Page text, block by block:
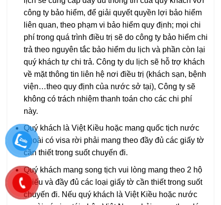
công ty bảo hiểm, để giải quyết quyền lợi bảo hiểm
liên quan, theo phạm vi bảo hiểm quy định; mọi chi
phí trong quá trình điều trị sẽ do công ty bảo hiểm chi
trả theo nguyên tắc bảo hiểm du lịch và phần còn lại
quý khách tự chi trả. Công ty du lịch sẽ hỗ trợ khách
về mặt thông tin liên hệ nơi điều trị (khách sạn, bệnh
viện…theo quy định của nước sở tại), Công ty sẽ
không có trách nhiệm thanh toán cho các chi phí
này.
Quý khách là Việt Kiều hoặc mang quốc tịch nước
ngoài có visa rời phải mang theo đầy đủ các giấy tờ
cần thiết trong suốt chuyến đi.
Quý khách mang song tịch vui lòng mang theo 2 hộ
chiếu và đầy đủ các loại giấy tờ cần thiết trong suốt
chuyến đi. Nếu quý khách là Việt Kiều hoặc nước